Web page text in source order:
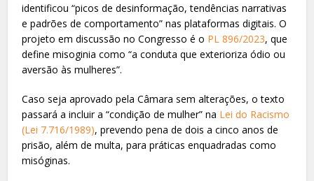
identificou “picos de desinformação, tendências narrativas
e padrões de comportamento” nas plataformas digitais. O
projeto em discussão no Congresso é o PL 896/2023, que
define misoginia como “a conduta que exterioriza ódio ou
aversão às mulheres”.
Caso seja aprovado pela Câmara sem alterações, o texto
passará a incluir a “condição de mulher” na Lei do Racismo
(Lei 7.716/1989), prevendo pena de dois a cinco anos de
prisão, além de multa, para práticas enquadradas como
misóginas.